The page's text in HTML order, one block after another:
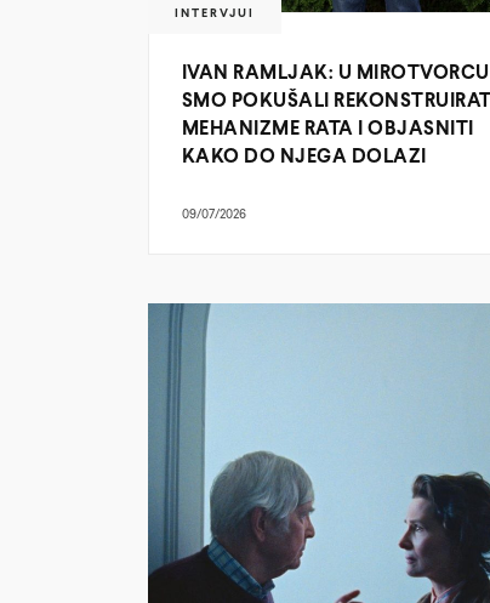
INTERVJUI
IVAN RAMLJAK: U MIROTVORCU
SMO POKUŠALI REKONSTRUIRATI
MEHANIZME RATA I OBJASNITI
KAKO DO NJEGA DOLAZI
09/07/2026